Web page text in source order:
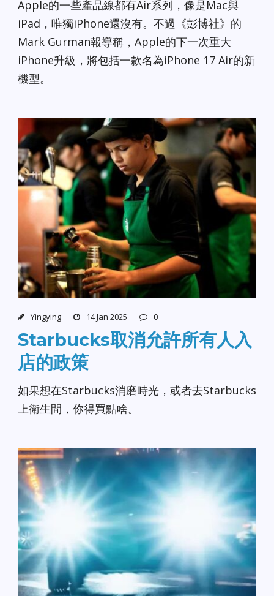
Apple的一些產品線都有Air系列，像是Mac與
iPad，唯獨iPhone還沒有。不過《彭博社》的
Mark Gurman報導稱，Apple的下一次重大
iPhone升級，將包括一款名為iPhone 17 Air的新
機型。
Yingying 14 Jan 2025 0
Starbucks取消允許所有人入
店的政策
如果想在Starbucks消磨時光，或者去Starbucks
上衛生間，你得買點啥。